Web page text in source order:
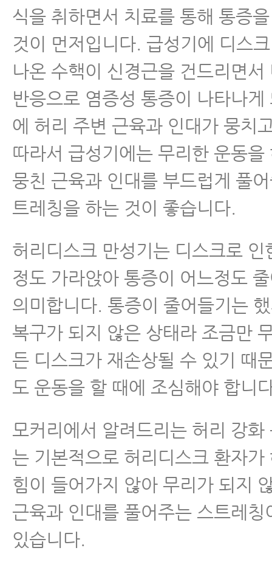
- 허리디스크 초기증상 및 치료
- 허리디스크 초기증상 자연치유
- 허리디스크 자연치유 - 이론편
- 허리디스크파열 자연치유 - 실전
- 허리디스크파열 자연치유 - 실전
및 회복패턴 알기
- 서울 한방척추전문병원이 알려
- 허리디스크 파열
- 허리디스크 파열 흡수되는 이유
- 허리디스크 파열 한방치료로 어
요?
- 허리디스크병원에서 알려주는
- 허리디스크파열 됐을 때 한의사
나요
- 허리디스크 앉는 자세
- 허리디스크치료 한약 효과
식을 취하면서 치료를 통해 통증
것이 먼저입니다. 급성기에 디스
나온 수핵이 신경근을 건드리면서
반응으로 염증성 통증이 나타나게
에 허리 주변 근육과 인대가 뭉치
따라서 급성기에는 무리한 운동을
뭉친 근육과 인대를 부드럽게 풀
트레칭을 하는 것이 좋습니다.
허리디스크 만성기는 디스크로 인
정도 가라앉아 통증이 어느정도
의미합니다. 통증이 줄어들기는
복구가 되지 않은 상태라 조금만
든 디스크가 재손상될 수 있기 때
도 운동을 할 때에 조심해야 합니
모커리에서 알려드리는 허리 강
는 기본적으로 허리디스크 환자가
힘이 들어가지 않아 무리가 되지
근육과 인대를 풀어주는 스트레칭
있습니다.